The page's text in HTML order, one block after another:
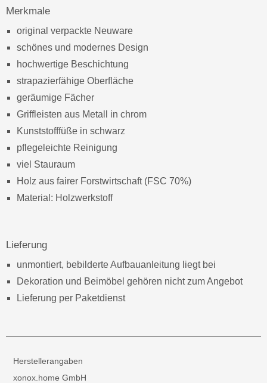
Merkmale
original verpackte Neuware
schönes und modernes Design
hochwertige Beschichtung
strapazierfähige Oberfläche
geräumige Fächer
Griffleisten aus Metall in chrom
Kunststofffüße in schwarz
pflegeleichte Reinigung
viel Stauraum
Holz aus fairer Forstwirtschaft (FSC 70%)
Material: Holzwerkstoff
Lieferung
unmontiert, bebilderte Aufbauanleitung liegt bei
Dekoration und Beimöbel gehören nicht zum Angebot
Lieferung per Paketdienst
Herstellerangaben
xonox.home GmbH